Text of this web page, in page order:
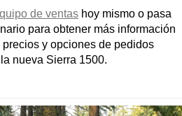
de ventas hoy mismo o pasa
para obtener más información
y opciones de pedidos
nueva Sierra 1500.